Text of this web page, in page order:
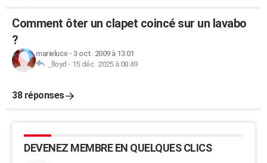
Comment ôter un clapet coincé sur un lavabo
?
marieluce- 3 oct. 2009 à 13:01
_lloyd - 15 déc. 2025 à 08:49
38 réponses
DEVENEZ MEMBRE EN QUELQUES CLICS